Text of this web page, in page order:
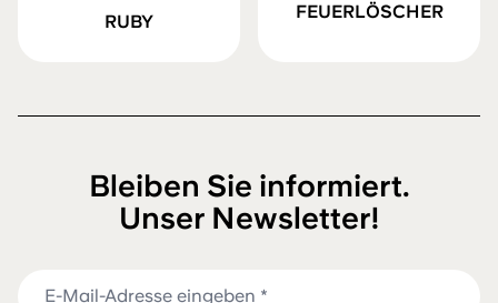
RUBY FEUERLÖSCHER
Bleiben Sie informiert.
Unser Newsletter!